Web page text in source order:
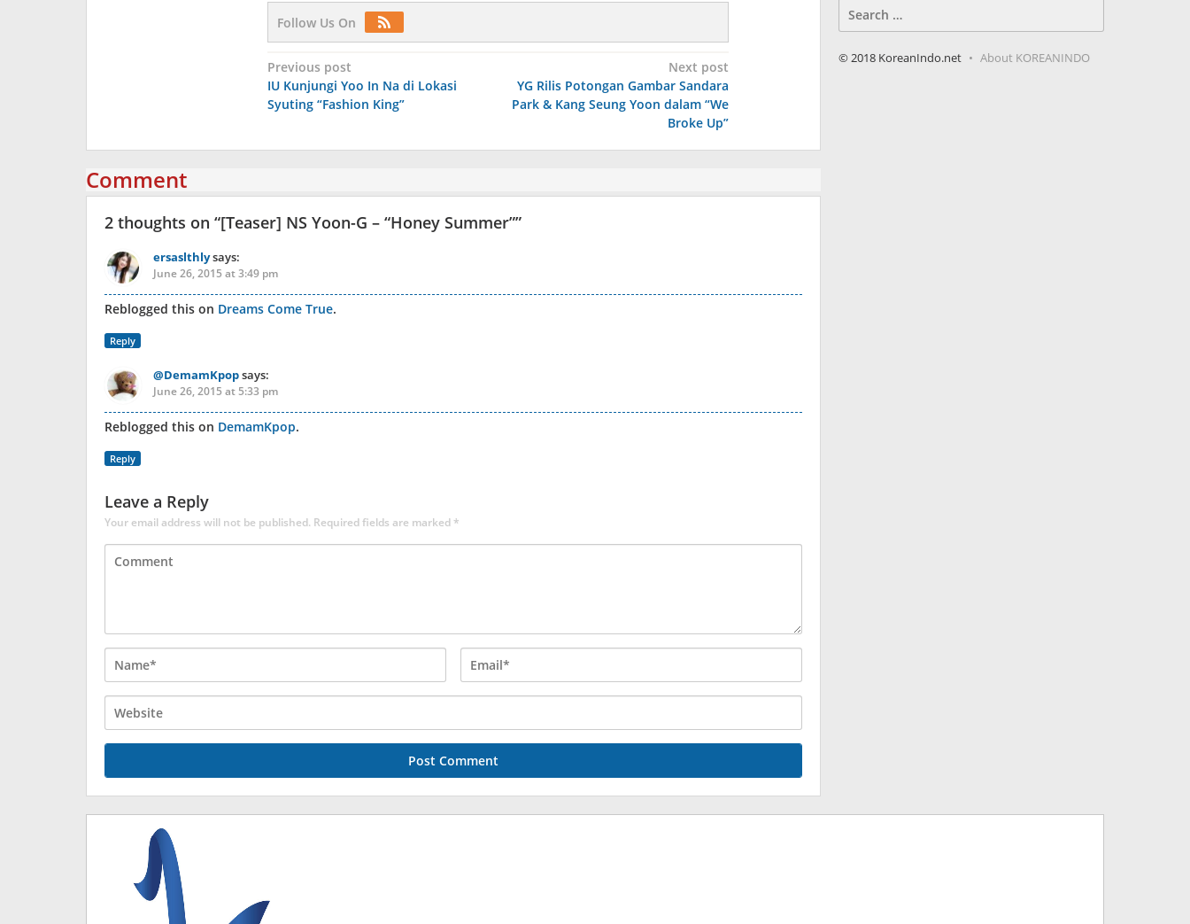
Follow Us On
Post
navigation
Previous post
IU Kunjungi Yoo In Na di Lokasi
Syuting “Fashion King”
Next post
YG Rilis Potongan Gambar Sandara
Park & Kang Seung Yoon dalam “We
Broke Up”
Comment
2 thoughts on “[Teaser] NS Yoon-G – “Honey Summer””
ersaslthlysays:
June 26, 2015 at 3:49 pm
Reblogged this on Dreams Come True.
Reply
@DemamKpopsays:
June 26, 2015 at 5:33 pm
Reblogged this on DemamKpop.
Reply
Leave a Reply
Your email address will not be published. Required fields are marked*
for:
© 2018 KoreanIndo.net About KOREANINDO